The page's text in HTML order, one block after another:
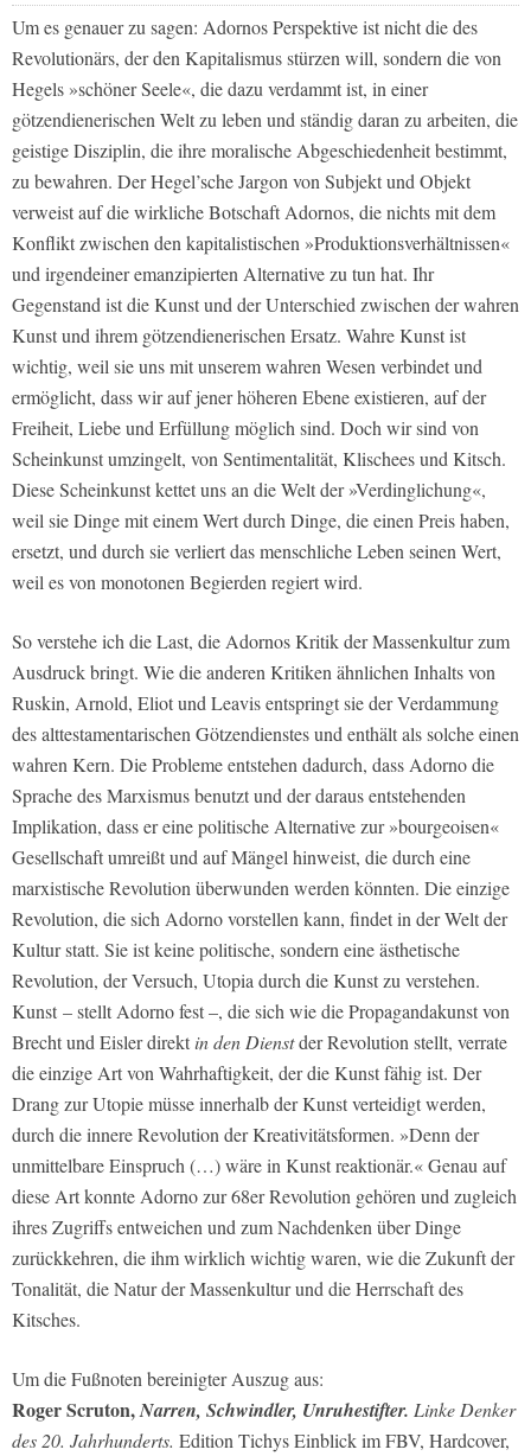
Um es genauer zu sagen: Adornos Perspektive ist nicht die des
Revolutionärs, der den Kapitalismus stürzen will, sondern die von
Hegels »schöner Seele«, die dazu verdammt ist, in einer
götzendienerischen Welt zu leben und ständig daran zu arbeiten, die
geistige Disziplin, die ihre moralische Abgeschiedenheit bestimmt,
zu bewahren. Der Hegel’sche Jargon von Subjekt und Objekt
verweist auf die wirkliche Botschaft Adornos, die nichts mit dem
Konflikt zwischen den kapitalistischen »Produktionsverhältnissen«
und irgendeiner emanzipierten Alternative zu tun hat. Ihr
Gegenstand ist die Kunst und der Unterschied zwischen der wahren
Kunst und ihrem götzendienerischen Ersatz. Wahre Kunst ist
wichtig, weil sie uns mit unserem wahren Wesen verbindet und
ermöglicht, dass wir auf jener höheren Ebene existieren, auf der
Freiheit, Liebe und Erfüllung möglich sind. Doch wir sind von
Scheinkunst umzingelt, von Sentimentalität, Klischees und Kitsch.
Diese Scheinkunst kettet uns an die Welt der »Verdinglichung«,
weil sie Dinge mit einem Wert durch Dinge, die einen Preis haben,
ersetzt, und durch sie verliert das menschliche Leben seinen Wert,
weil es von monotonen Begierden regiert wird.
So verstehe ich die Last, die Adornos Kritik der Massenkultur zum
Ausdruck bringt. Wie die anderen Kritiken ähnlichen Inhalts von
Ruskin, Arnold, Eliot und Leavis entspringt sie der Verdammung
des alttestamentarischen Götzendienstes und enthält als solche einen
wahren Kern. Die Probleme entstehen dadurch, dass Adorno die
Sprache des Marxismus benutzt und der daraus entstehenden
Implikation, dass er eine politische Alternative zur »bourgeoisen«
Gesellschaft umreißt und auf Mängel hinweist, die durch eine
marxistische Revolution überwunden werden könnten. Die einzige
Revolution, die sich Adorno vorstellen kann, findet in der Welt der
Kultur statt. Sie ist keine politische, sondern eine ästhetische
Revolution, der Versuch, Utopia durch die Kunst zu verstehen.
Kunst – stellt Adorno fest –, die sich wie die Propagandakunst von
Brecht und Eisler direkt in den Dienstder Revolution stellt, verrate
die einzige Art von Wahrhaftigkeit, der die Kunst fähig ist. Der
Drang zur Utopie müsse innerhalb der Kunst verteidigt werden,
durch die innere Revolution der Kreativitätsformen. »Denn der
unmittelbare Einspruch (…) wäre in Kunst reaktionär.« Genau auf
diese Art konnte Adorno zur 68er Revolution gehören und zugleich
ihres Zugriffs entweichen und zum Nachdenken über Dinge
zurückkehren, die ihm wirklich wichtig waren, wie die Zukunft der
Tonalität, die Natur der Massenkultur und die Herrschaft des
Kitsches.
Um die Fußnoten bereinigter Auszug aus:
Roger Scruton,Narren, Schwindler, Unruhestifter. Linke Denker
des 20. Jahrhunderts. Edition Tichys Einblick im FBV, Hardcover,